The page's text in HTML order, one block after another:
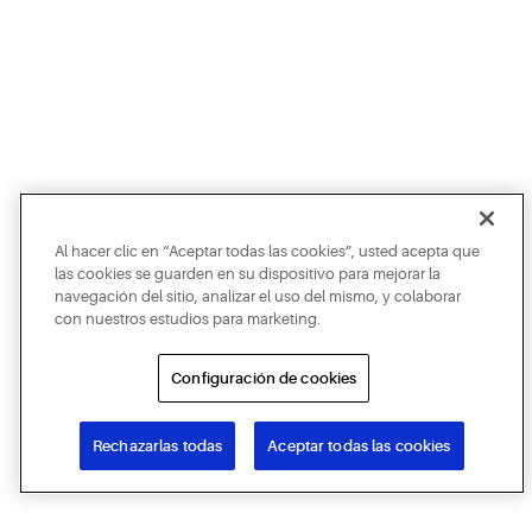
Al hacer clic en “Aceptar todas las cookies”, usted acepta que
las cookies se guarden en su dispositivo para mejorar la
navegación del sitio, analizar el uso del mismo, y colaborar
con nuestros estudios para marketing.
Configuración de cookies
Rechazarlas todas Aceptar todas las cookies